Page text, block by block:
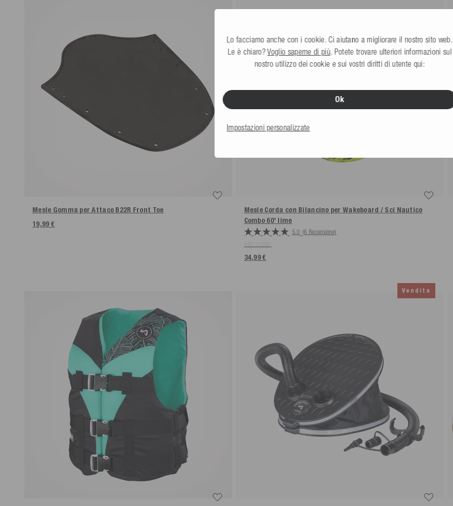
Mesle Gomma per Attaco B22R Front Toe
19,99 €
Mesle Corda con Bilancino per Wakeboard / Sci Nautico
Combo 60' lime
5.0 (6 Recensione)
34,99 €
Vendita
Lo facciamo anche con i cookie. Ci aiutano a migliorare il nostro sito web.
Le è chiaro?Voglio saperne di più. Potete trovare ulteriori informazioni sul
nostro utilizzo dei cookie e sui vostri diritti di utente qui:
Ok
Impostazioni personalizzate